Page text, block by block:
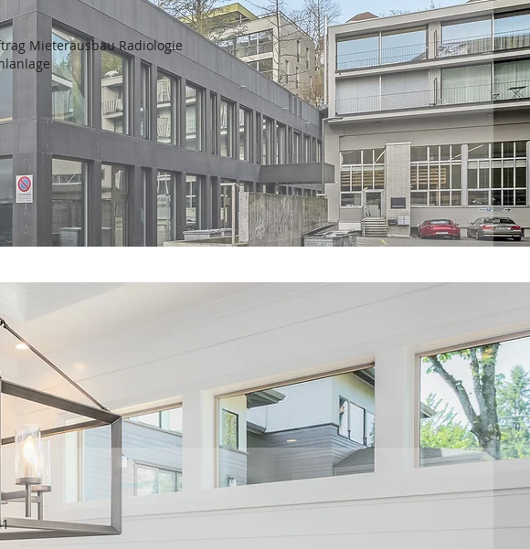
Mieterausbau Radiologie